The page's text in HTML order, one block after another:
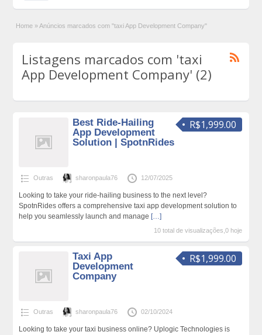
Home » Anúncios marcados com "taxi App Development Company"
Listagens marcados com 'taxi
App Development Company' (2)
R$1,999.00
Best Ride-Hailing
App Development
Solution | SpotnRides
Outras sharonpaula76 12/07/2025
Looking to take your ride-hailing business to the next level?
SpotnRides offers a comprehensive taxi app development solution to
help you seamlessly launch and manage […]
10 total de visualizações,0 hoje
R$1,999.00
Taxi App
Development
Company
Outras sharonpaula76 02/10/2024
Looking to take your taxi business online? Uplogic Technologies is